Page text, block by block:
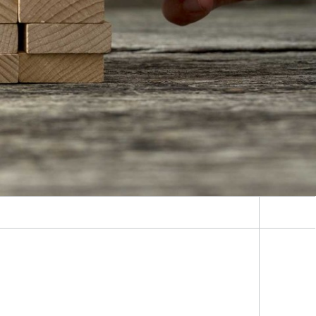
®
Freilanduntersuchung
Hygrothermische Systemanalysen
Stadtbauphysikalische Modellierung
Markttechnische Umsetzung
Aktuelle Forschungsthemen